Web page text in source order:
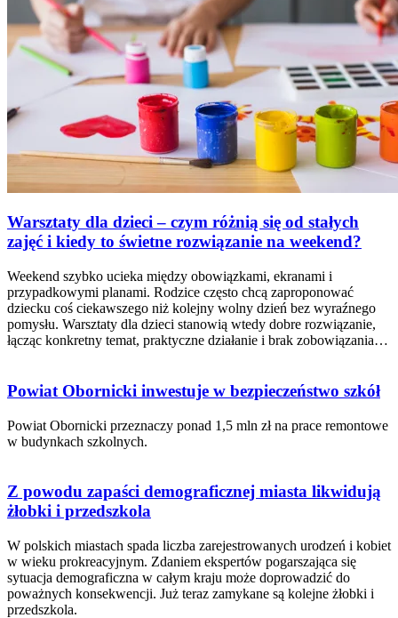
Warsztaty dla dzieci – czym różnią się od stałych
zajęć i kiedy to świetne rozwiązanie na weekend?
Weekend szybko ucieka między obowiązkami, ekranami i
przypadkowymi planami. Rodzice często chcą zaproponować
dziecku coś ciekawszego niż kolejny wolny dzień bez wyraźnego
pomysłu. Warsztaty dla dzieci stanowią wtedy dobre rozwiązanie,
łącząc konkretny temat, praktyczne działanie i brak zobowiązania…
Powiat Obornicki inwestuje w bezpieczeństwo szkół
Powiat Obornicki przeznaczy ponad 1,5 mln zł na prace remontowe
w budynkach szkolnych.
Z powodu zapaści demograficznej miasta likwidują
żłobki i przedszkola
W polskich miastach spada liczba zarejestrowanych urodzeń i kobiet
w wieku prokreacyjnym. Zdaniem ekspertów pogarszająca się
sytuacja demograficzna w całym kraju może doprowadzić do
poważnych konsekwencji. Już teraz zamykane są kolejne żłobki i
przedszkola.